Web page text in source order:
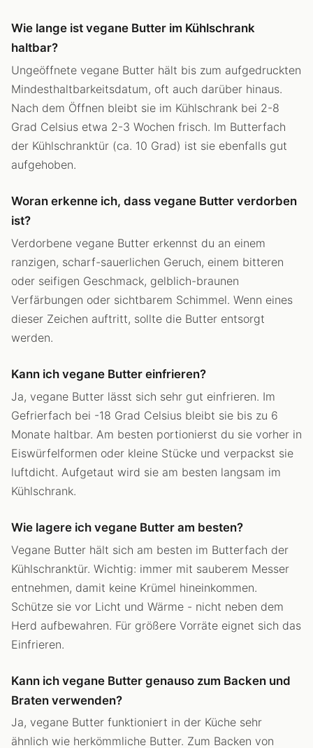
Wie lange ist vegane Butter im Kühlschrank
haltbar?
Ungeöffnete vegane Butter hält bis zum aufgedruckten
Mindesthaltbarkeitsdatum, oft auch darüber hinaus.
Nach dem Öffnen bleibt sie im Kühlschrank bei 2-8
Grad Celsius etwa 2-3 Wochen frisch. Im Butterfach
der Kühlschranktür (ca. 10 Grad) ist sie ebenfalls gut
aufgehoben.
Woran erkenne ich, dass vegane Butter verdorben
ist?
Verdorbene vegane Butter erkennst du an einem
ranzigen, scharf-sauerlichen Geruch, einem bitteren
oder seifigen Geschmack, gelblich-braunen
Verfärbungen oder sichtbarem Schimmel. Wenn eines
dieser Zeichen auftritt, sollte die Butter entsorgt
werden.
Kann ich vegane Butter einfrieren?
Ja, vegane Butter lässt sich sehr gut einfrieren. Im
Gefrierfach bei -18 Grad Celsius bleibt sie bis zu 6
Monate haltbar. Am besten portionierst du sie vorher in
Eiswürfelformen oder kleine Stücke und verpackst sie
luftdicht. Aufgetaut wird sie am besten langsam im
Kühlschrank.
Wie lagere ich vegane Butter am besten?
Vegane Butter hält sich am besten im Butterfach der
Kühlschranktür. Wichtig: immer mit sauberem Messer
entnehmen, damit keine Krümel hineinkommen.
Schütze sie vor Licht und Wärme - nicht neben dem
Herd aufbewahren. Für größere Vorräte eignet sich das
Einfrieren.
Kann ich vegane Butter genauso zum Backen und
Braten verwenden?
Ja, vegane Butter funktioniert in der Küche sehr
ähnlich wie herkömmliche Butter. Zum Backen von